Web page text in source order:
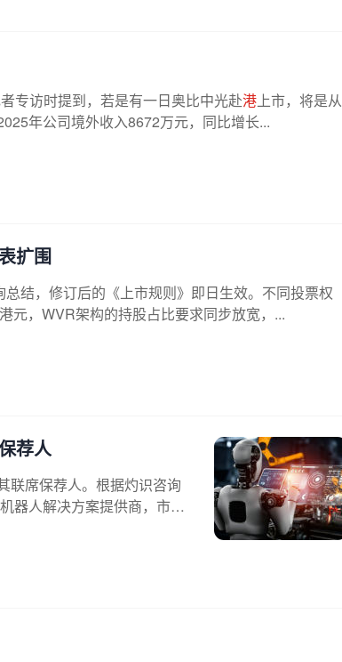
专访时提到，若是有一日奥比中光赴港上市，将是从
年公司境外收入8672万元，同比增长...
扩围
结，修订后的《上市规则》即日生效。不同投票权
元，WVR架构的持股占比要求同步放宽，...
荐人
联席保荐人。根据灼识咨询
器人解决方案提供商，市场